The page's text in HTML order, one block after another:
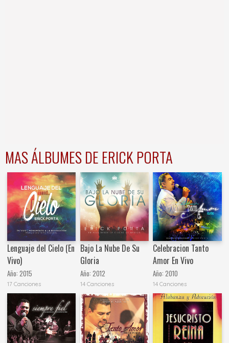
MAS ÁLBUMES DE ERICK PORTA
Lenguaje del Cielo (En
Vivo)
Año:2015
17 Canciones
Bajo La Nube De Su
Gloria
Año: 2012
14 Canciones
Celebracion Tanto
Amor En Vivo
Año:2010
14 Canciones